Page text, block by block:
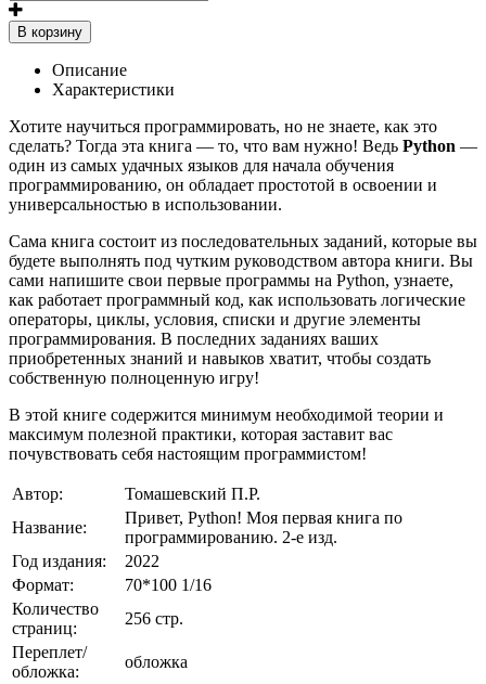
В корзину
Описание
Характеристики
Хотите научиться программировать, но не знаете, как это
сделать? Тогда эта книга — то, что вам нужно! Ведь Python —
один из самых удачных языков для начала обучения
программированию, он обладает простотой в освоении и
универсальностью в использовании.
Сама книга состоит из последовательных заданий, которые вы
будете выполнять под чутким руководством автора книги. Вы
сами напишите свои первые программы на Python, узнаете,
как работает программный код, как использовать логические
операторы, циклы, условия, списки и другие элементы
программирования. В последних заданиях ваших
приобретенных знаний и навыков хватит, чтобы создать
собственную полноценную игру!
В этой книге содержится минимум необходимой теории и
максимум полезной практики, которая заставит вас
почувствовать себя настоящим программистом!
Автор:
Томашевский П.Р.
Название:
Привет, Pуthоn! Моя первая книга по
программированию. 2-е изд.
Год издания:
2022
Формат:
70*100 1/16
Количество
страниц:
256 стр.
Переплет/
обложка:
обложка